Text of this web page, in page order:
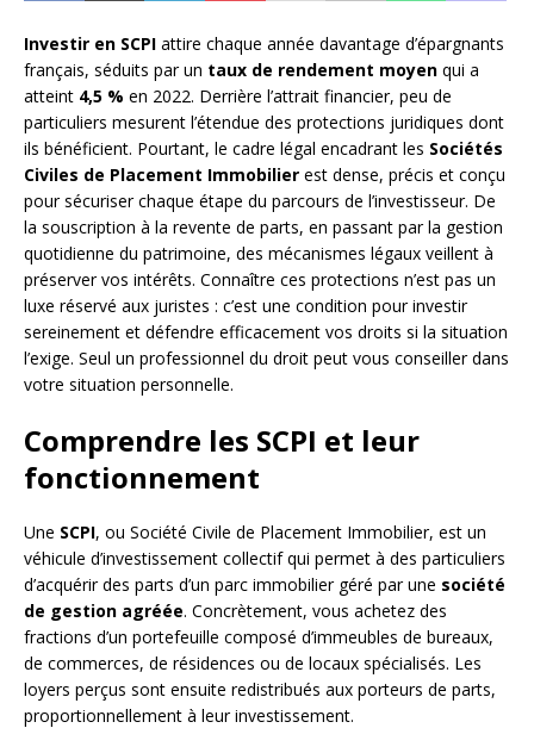
Investir en SCPI attire chaque année davantage d’épargnants
français, séduits par un taux de rendement moyen qui a
atteint 4,5 % en 2022. Derrière l’attrait financier, peu de
particuliers mesurent l’étendue des protections juridiques dont
ils bénéficient. Pourtant, le cadre légal encadrant les Sociétés
Civiles de Placement Immobilier est dense, précis et conçu
pour sécuriser chaque étape du parcours de l’investisseur. De
la souscription à la revente de parts, en passant par la gestion
quotidienne du patrimoine, des mécanismes légaux veillent à
préserver vos intérêts. Connaître ces protections n’est pas un
luxe réservé aux juristes : c’est une condition pour investir
sereinement et défendre efficacement vos droits si la situation
l’exige. Seul un professionnel du droit peut vous conseiller dans
votre situation personnelle.
Comprendre les SCPI et leur
fonctionnement
Une SCPI, ou Société Civile de Placement Immobilier, est un
véhicule d’investissement collectif qui permet à des particuliers
d’acquérir des parts d’un parc immobilier géré par une société
de gestion agréée. Concrètement, vous achetez des
fractions d’un portefeuille composé d’immeubles de bureaux,
de commerces, de résidences ou de locaux spécialisés. Les
loyers perçus sont ensuite redistribués aux porteurs de parts,
proportionnellement à leur investissement.